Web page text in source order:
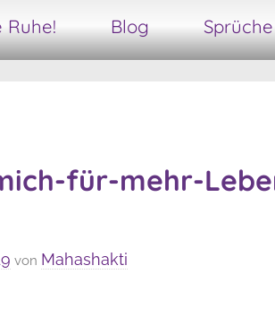
Ruhe! Blog
für-mehr-
von Mahashakti